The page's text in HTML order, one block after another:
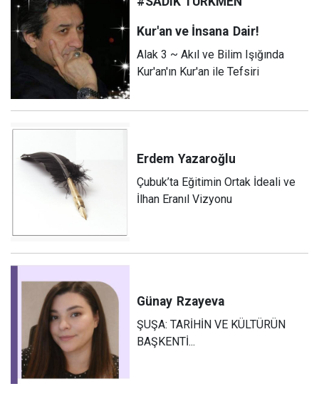
Kur'an ve İnsana Dair!
Alak 3 ~ Akıl ve Bilim Işığında
Kur'an'ın Kur'an ile Tefsiri
Erdem Yazaroğlu
Çubuk’ta Eğitimin Ortak İdeali ve
İlhan Eranıl Vizyonu
Günay Rzayeva
ŞUŞA: TARİHİN VE KÜLTÜRÜN
BAŞKENTİ...